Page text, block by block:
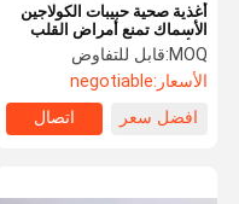
أغذية صحية حبيبات الكولاجين
الأسماك تمنع أمراض القلب
والأوعية الدموية
MOQ: قابل للتفاوض
الأسعار:negotiable
افضل سعر
اتصال